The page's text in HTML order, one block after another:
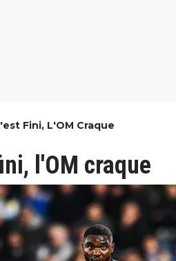
Fini, L'OM Craque
l'OM craque